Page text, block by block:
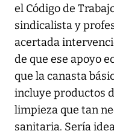
el Código de
sindicalista y
acertada
de que ese apoyo
que la canasta
incluye productos
limpieza que tan
sanitaria. Sería